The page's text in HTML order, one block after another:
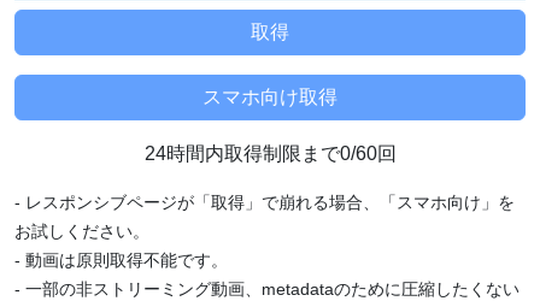
24時間内取得制限まで0/60回
- レスポンシブページが「取得」で崩れる場合、「スマホ向け」を
お試しください。
- 動画は原則取得不能です。
- 一部の非ストリーミング動画、metadataのために圧縮したくない